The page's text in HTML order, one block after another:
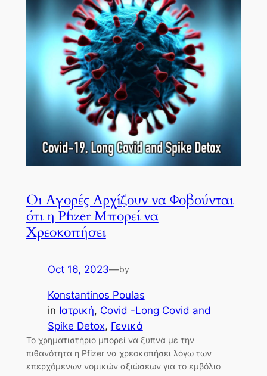
Οι Αγορές Αρχίζουν να Φοβούνται
ότι η Pfizer Μπορεί να
Χρεοκοπήσει
Oct 16, 2023—by
Konstantinos Poulas
in Ιατρική, Covid -Long Covid and
Spike Detox, Γενικά
Το χρηματιστήριο μπορεί να ξυπνά με την
πιθανότητα η Pfizer να χρεοκοπήσει λόγω των
επερχόμενων νομικών αξιώσεων για το εμβόλιο